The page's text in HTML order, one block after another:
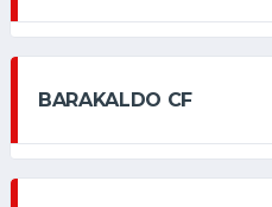
BARAKALDO CF